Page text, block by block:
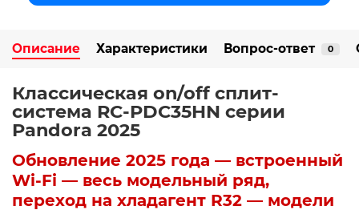
Описание Характеристики Вопрос-ответ 0
Классическая on/off сплит-
система RC-PDC35HN серии
Pandora 2025
Обновление 2025 года — встроенный
Wi-Fi — весь модельный ряд,
переход на хладагент R32 — модели